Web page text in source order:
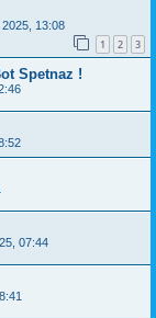
13:08
1 2 3
Spetnaz !
07:44